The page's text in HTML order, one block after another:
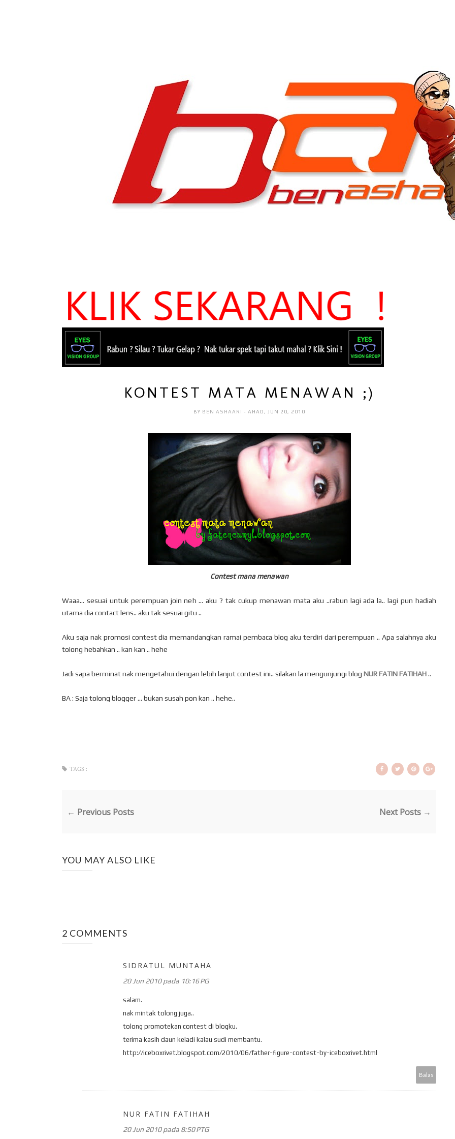
KONTEST MATA MENAWAN ;)
BY BEN ASHAARI - AHAD, JUN 20, 2010
Contest mana menawan
Waaa... sesuai untuk perempuan join neh ... aku ? tak cukup menawan mata aku ..rabun lagi ada la.. lagi pun hadiah
utama dia contact lens.. aku tak sesuai gitu ..
Aku saja nak promosi contest dia memandangkan ramai pembaca blog aku terdiri dari perempuan .. Apa salahnya aku
tolong hebahkan .. kan kan .. hehe
Jadi sapa berminat nak mengetahui dengan lebih lanjut contest ini.. silakan la mengunjungi blog NUR FATIN FATIHAH..
BA : Saja tolong blogger ... bukan susah pon kan .. hehe..
TAGS :
← Previous Posts Next Posts →
YOU MAY ALSO LIKE
2 COMMENTS
SIDRATUL MUNTAHA
20 Jun 2010 pada 10:16 PG
salam.
nak mintak tolong juga..
tolong promotekan contest di blogku.
terima kasih daun keladi kalau sudi membantu.
http://iceboxrivet.blogspot.com/2010/06/father-figure-contest-by-iceboxrivet.html
Balas
NUR FATIN FATIHAH
20 Jun 2010 pada 8:50 PTG